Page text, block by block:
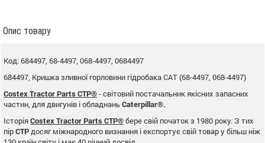
Опис товару
Код: 684497, 68-4497, 068-4497, 0684497
684497, Кришка зливної горловини гідробака CAT (68-4497, 068-4497)
Costex Tractor Parts CTP®- світовий постачальник якісних запасних
частин, для двигунів і обладнаньCaterpillar®.
ІсторіяCostex Tractor Parts CTP®бере свій початок з 1980 року. З тих
пірCTP досяг міжнародного визнання і експортує свій товар у більш ніж